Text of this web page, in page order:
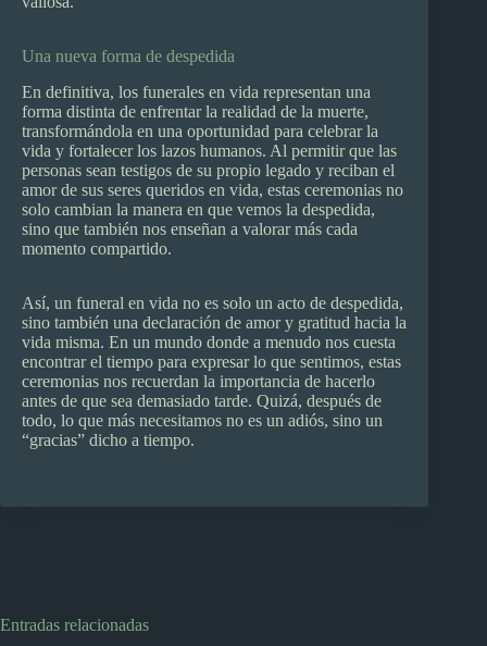
Una nueva forma de despedida
En definitiva, los funerales en vida representan una
forma distinta de enfrentar la realidad de la muerte,
transformándola en una oportunidad para celebrar la
vida y fortalecer los lazos humanos. Al permitir que las
personas sean testigos de su propio legado y reciban el
amor de sus seres queridos en vida, estas ceremonias no
solo cambian la manera en que vemos la despedida,
sino que también nos enseñan a valorar más cada
momento compartido.
Así, un funeral en vida no es solo un acto de despedida,
sino también una declaración de amor y gratitud hacia la
vida misma. En un mundo donde a menudo nos cuesta
encontrar el tiempo para expresar lo que sentimos, estas
ceremonias nos recuerdan la importancia de hacerlo
antes de que sea demasiado tarde. Quizá, después de
todo, lo que más necesitamos no es un adiós, sino un
“gracias” dicho a tiempo.
Entradas relacionadas